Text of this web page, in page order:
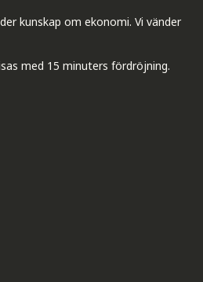
kunskap om ekonomi. Vi vänder
med 15 minuters fördröjning.